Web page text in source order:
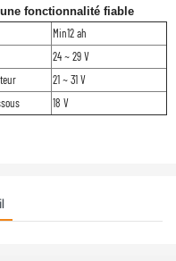
fonctionnalité fiable
Min12 ah
24 ~ 29 V
21 ~ 31 V
18 V